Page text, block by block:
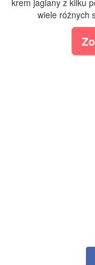
krem jaglany z kilku
wiele różnych